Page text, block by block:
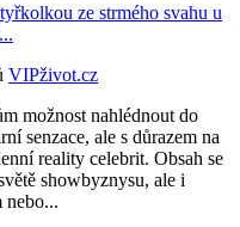
ze strmého svahu u
VIPživot.cz
možnost nahlédnout do
senzace, ale s důrazem na
reality celebrit. Obsah se
showbyznysu, ale i
nebo...